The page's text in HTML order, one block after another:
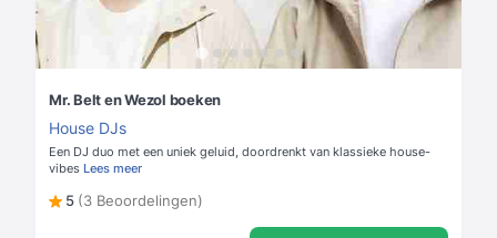
Mr. Belt en Wezol boeken
House DJs
Een DJ duo met een uniek geluid, doordrenkt van klassieke house-
vibes Lees meer
5 (3 Beoordelingen)